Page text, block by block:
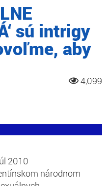
sú intrigy
aby
4,099
2010
národnom